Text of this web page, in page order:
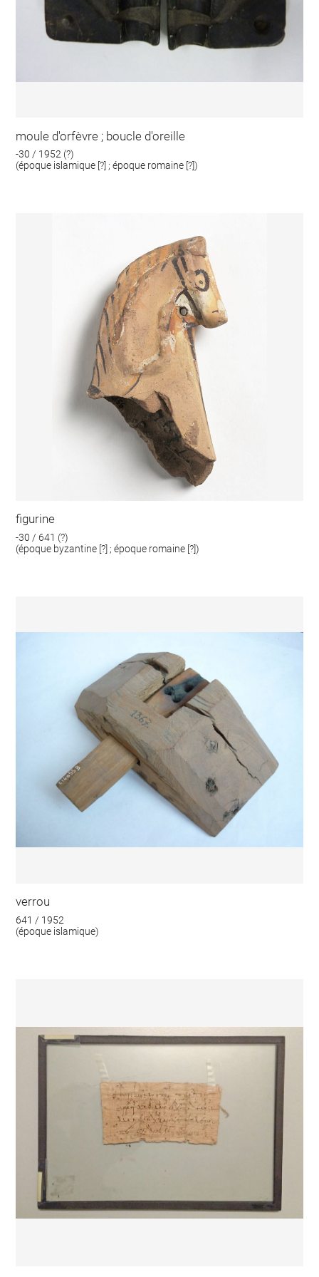
moule d'orfèvre ; boucle d'oreille
-30 / 1952 (?)
(époque islamique [?] ; époque romaine [?])
figurine
-30 / 641 (?)
(époque byzantine [?] ; époque romaine [?])
verrou
641 / 1952
(époque islamique)